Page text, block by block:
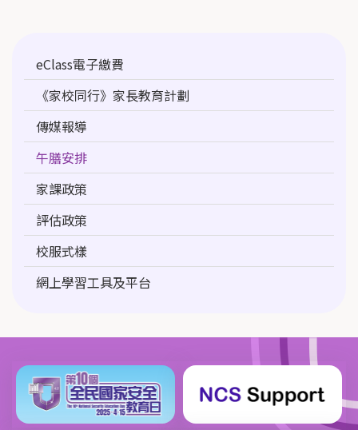
navigation
eClass電子繳費
《家校同行》家長教育計劃
傳媒報導
午膳安排
家課政策
評估政策
校服式樣
網上學習工具及平台